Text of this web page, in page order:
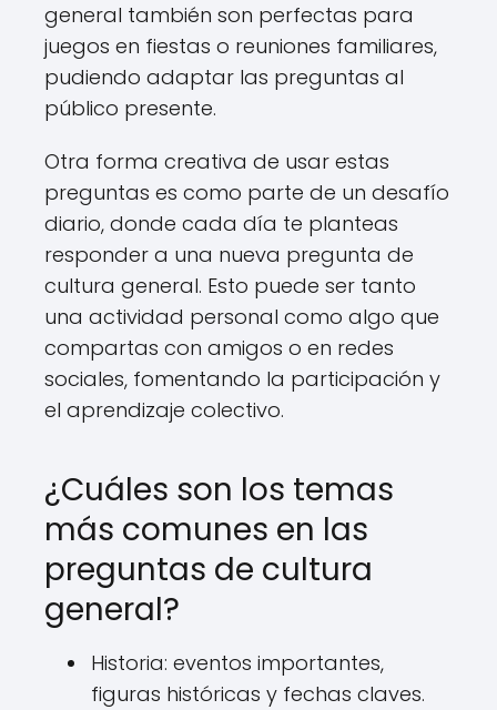
general también son perfectas para
juegos en fiestas o reuniones familiares,
pudiendo adaptar las preguntas al
público presente.
Otra forma creativa de usar estas
preguntas es como parte de un desafío
diario, donde cada día te planteas
responder a una nueva pregunta de
cultura general. Esto puede ser tanto
una actividad personal como algo que
compartas con amigos o en redes
sociales, fomentando la participación y
el aprendizaje colectivo.
¿Cuáles son los temas
más comunes en las
preguntas de cultura
general?
Historia: eventos importantes,
figuras históricas y fechas claves.